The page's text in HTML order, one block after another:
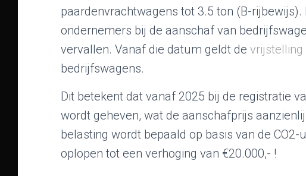
paardenvrachtwagens tot 3.5 ton (B-
ondernemers bij de aanschaf van
vervallen. Vanaf die datum geldt de vrijstelling
bedrijfswagens.
Dit betekent dat vanaf 2025 bij de registratie
wordt geheven, wat de aanschafprijs
belasting wordt bepaald op basis van de
oplopen tot een verhoging van €20.000,- !